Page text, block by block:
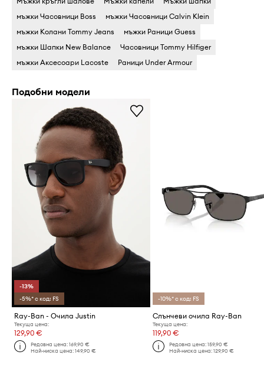
мъжки Часовници Boss
мъжки Часовници Calvin Klein
мъжки Колани Tommy Jeans
мъжки Раници Guess
мъжки Шапки New Balance
Часовници Tommy Hilfiger
мъжки Аксесоари Lacoste
Раници Under Armour
Подобни модели
-13%
-5%* с код: FS
Ray-Ban - Очила Justin
Текуща цена:
129,90 €
Редовна цена:169,90 €
Най-ниска цена:149,90 €
-10%* с код: FS
Слънчеви очила Ray-Ban
Текуща цена:
119,90 €
Редовна цена: 159,90 €
Най-ниска цена: 129,90 €